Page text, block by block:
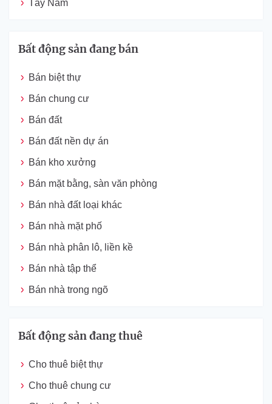
Tây Nam
Bất động sản đang bán
Bán biệt thự
Bán chung cư
Bán đất
Bán đất nền dự án
Bán kho xưởng
Bán mặt bằng, sàn văn phòng
Bán nhà đất loại khác
Bán nhà mặt phố
Bán nhà phân lô, liền kề
Bán nhà tập thể
Bán nhà trong ngõ
Bất động sản đang thuê
Cho thuê biệt thự
Cho thuê chung cư